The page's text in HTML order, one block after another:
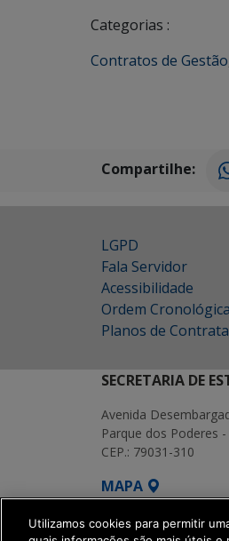
Categorias :
Contratos de Gestão
Compartilhe:
LGPD
Fala Servidor
Acessibilidade
Ordem
Planos de
SECRETARIA DE
Avenida
Parque dos Poderes
CEP.: 79031-310
MAPA
SETDIG |
Utilizamos cookies para permitir